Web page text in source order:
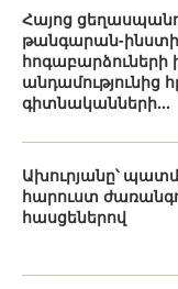
Հայոց
թանգարան-
հոգաբարձուների
անդամությունից
գիտնականների...
Ախուրյանը՝
հարուստ
հասցեներով